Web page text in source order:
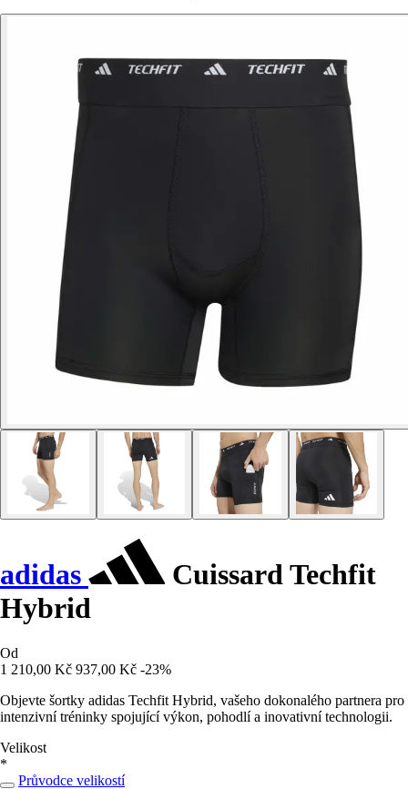
adidas
Cuissard Techfit
Hybrid
Od
1 210,00 Kč 937,00 Kč -23%
Objevte šortky adidas Techfit Hybrid, vašeho dokonalého partnera pro
intenzivní tréninky spojující výkon, pohodlí a inovativní technologii.
Velikost
*
Průvodce velikostí